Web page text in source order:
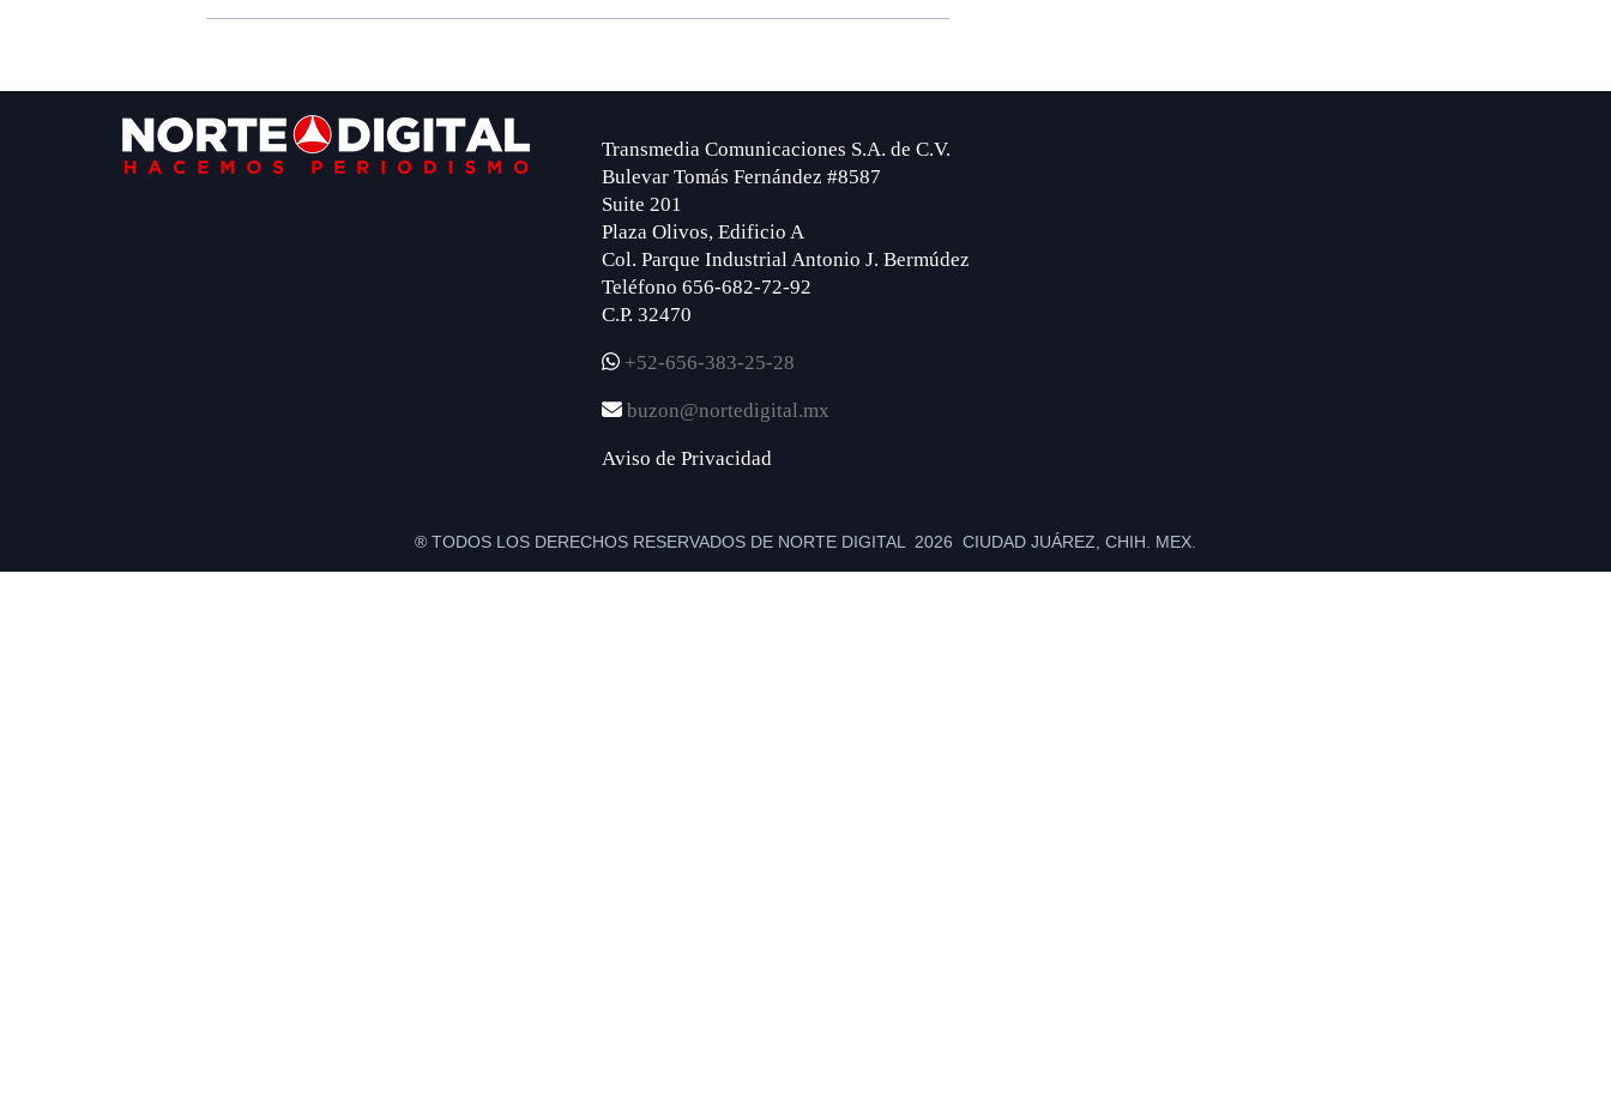
Transmedia Comunicaciones S.A. de C.V.
Bulevar Tomás Fernández #8587
Suite 201
Plaza Olivos, Edificio A
Col. Parque Industrial Antonio J. Bermúdez
Teléfono 656-682-72-92
C.P. 32470
+52-656-383-25-28
buzon@nortedigital.mx
Aviso de Privacidad
® TODOS LOS DERECHOS RESERVADOS DE NORTE DIGITAL 2026 CIUDAD JUÁREZ, CHIH. MEX.